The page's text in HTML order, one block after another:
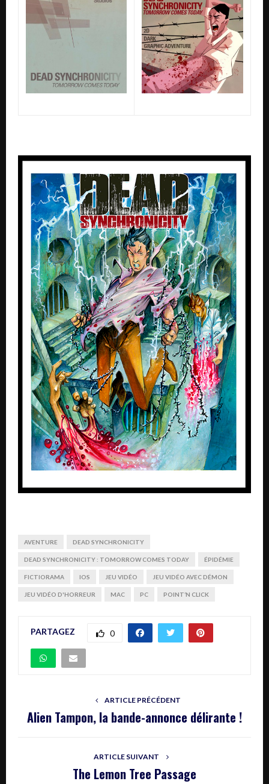
AVENTURE DEAD SYNCHRONICITY
DEAD SYNCHRONICITY : TOMORROW COMES TODAY ÉPIDÉMIE
FICTIORAMA IOS JEU VIDÉO JEU VIDÉO AVEC DÉMON
JEU VIDÉO D'HORREUR MAC PC POINT’N CLICK
PARTAGEZ 0
ARTICLE PRÉCÉDENT
Alien Tampon, la bande-annonce délirante !
ARTICLE SUIVANT
The Lemon Tree Passage